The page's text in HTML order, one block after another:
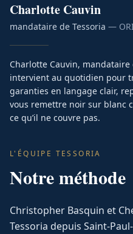
Charlotte Cauvin
mandataire de Tessoria —
Charlotte Cauvin, mandataire
intervient au quotidien pour
garanties en langage clair,
vous remettre noir sur blanc
ce qu’il ne couvre pas.
L'ÉQUIPE TESSORIA
Notre méthode
Christopher Basquin et
Tessoria depuis Saint-